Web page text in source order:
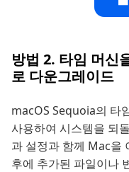
방법 2. 타임 머신
로 다운그레이드
macOS Sequoia의 타
사용하여 시스템을 되
과 설정과 함께 Mac을
후에 추가된 파일이나